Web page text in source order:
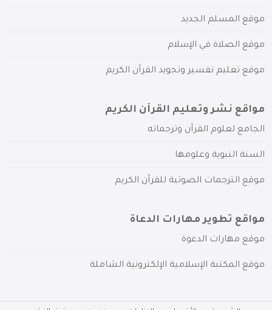
موقع المسلم الجديد
موقع الصلاة في الإسلام
موقع تعليم تفسير وتجويد القرآن الكريم
مواقع نشر وتعليم القرآن الكريم
الجامع لعلوم القرآن وترجماته
السنة النبوية وعلومها
موقع الترجمات الصوتية للقرآن الكريم
مواقع تطوير مهارات الدعاة
موقع مهارات الدعوة
موقع المكتبة الإسلامية الإلكترونية الشاملة